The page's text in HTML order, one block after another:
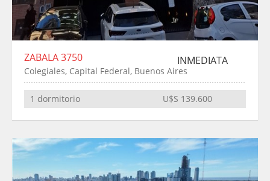
ZABALA 3750 INMEDIATA
Colegiales, Capital Federal, Buenos Aires
1 dormitorio U$S 139.600